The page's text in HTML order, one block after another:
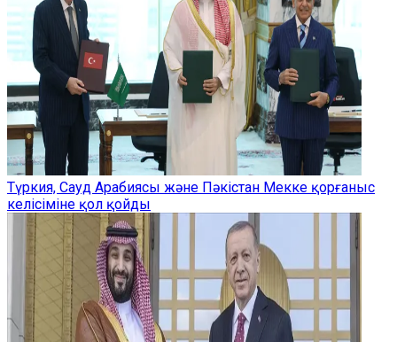
Түркия, Сауд Арабиясы және Пәкістан Мекке қорғаныс
келісіміне қол қойды